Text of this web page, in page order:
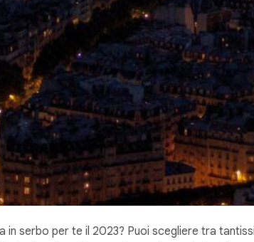
in serbo per te il 2023? Puoi scegliere tra